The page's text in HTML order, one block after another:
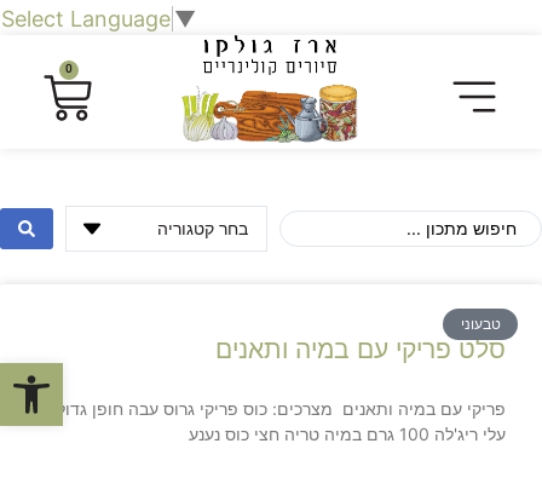
פתח
Select Language▼
0
טבעוני
סלט פריקי עם במיה ותאנים
פריקי עם במיה ותאנים מצרכים: כוס פריקי גרוס עבה חופן גדול
עלי ריג'לה 100 גרם במיה טריה חצי כוס נענע